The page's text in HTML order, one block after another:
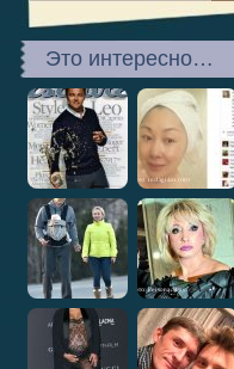
Это интересно…